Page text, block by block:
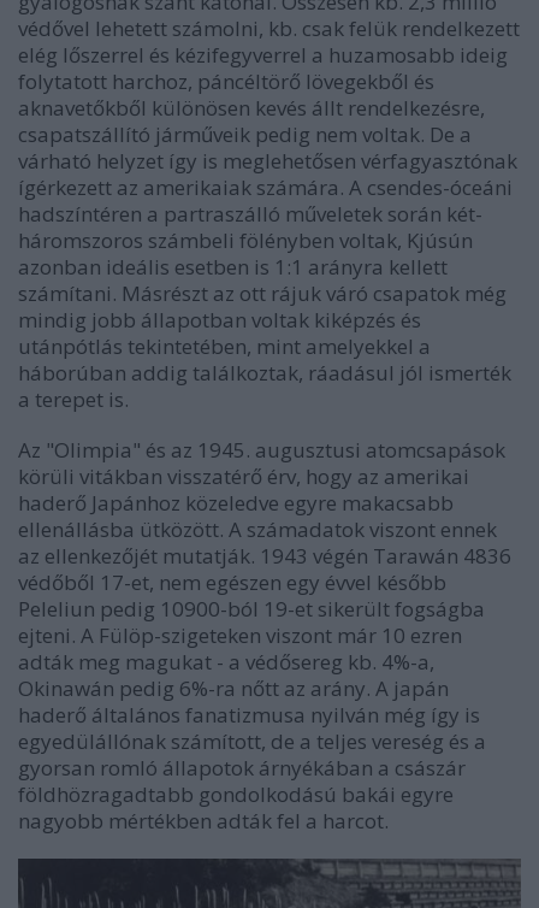
védővel lehetett számolni, kb. csak felük rendelkezett
elég lőszerrel és kézifegyverrel a huzamosabb ideig
folytatott harchoz, páncéltörő lövegekből és
aknavetőkből különösen kevés állt rendelkezésre,
csapatszállító járműveik pedig nem voltak. De a
várható helyzet így is meglehetősen vérfagyasztónak
ígérkezett az amerikaiak számára. A csendes-óceáni
hadszíntéren a partraszálló műveletek során két-
háromszoros számbeli fölényben voltak, Kjúsún
azonban ideális esetben is 1:1 arányra kellett
számítani. Másrészt az ott rájuk váró csapatok még
mindig jobb állapotban voltak kiképzés és
utánpótlás tekintetében, mint amelyekkel a
háborúban addig találkoztak, ráadásul jól ismerték
a terepet is.
Az "Olimpia" és az 1945. augusztusi atomcsapások
körüli vitákban visszatérő érv, hogy az amerikai
haderő Japánhoz közeledve egyre makacsabb
ellenállásba ütközött. A számadatok viszont ennek
az ellenkezőjét mutatják. 1943 végén Tarawán 4836
védőből 17-et, nem egészen egy évvel később
Peleliun pedig 10900-ból 19-et sikerült fogságba
ejteni. A Fülöp-szigeteken viszont már 10 ezren
adták meg magukat - a védősereg kb. 4%-a,
Okinawán pedig 6%-ra nőtt az arány. A japán
haderő általános fanatizmusa nyilván még így is
egyedülállónak számított, de a teljes vereség és a
gyorsan romló állapotok árnyékában a császár
földhözragadtabb gondolkodású bakái egyre
nagyobb mértékben adták fel a harcot.